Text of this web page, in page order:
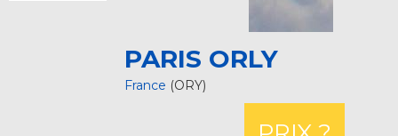
PARIS ORLY
France (ORY)